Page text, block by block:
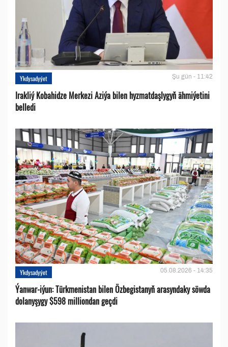
Ykdysadyýet Şu gün - 11:42
Irakliý Kobahidze Merkezi Aziýa bilen hyzmatdaşlygyň ähmiýetini
belledi
Ykdysadyýet 05.08.2026 - 14:35
Ýanwar-iýun: Türkmenistan bilen Özbegistanyň arasyndaky söwda
dolanyşygy $598 milliondan geçdi